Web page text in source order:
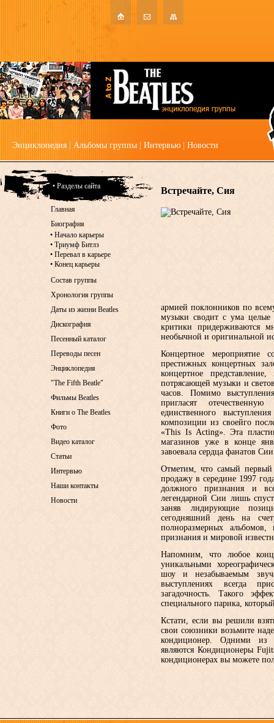
Энциклопедия Альбомы группы Интервью Новости
Встречайте, Сия
армией поклонников по
музыки сводит с ума целые
критики придерживаются
необычной и оригинальной
Концертное мероприятие
престижных концертных
концертное
потрясающей музыки и
часов. Помимо
пригласят
единственного
композиции из своейго
«This Is Acting». Эта
магазинов уже в конце
завоевала сердца фанатов
Отметим, что самый первый
продажу в середине 1997
должного признания и
легендарной Сии лишь
заняв лидирующие
сегодняшний день на
полноразмерных альбомов,
признания и мировой
Напомним, что любое
уникальными
шоу и незабываемым
выступлениях всегда
загадочность. Такого
специального парика,
Кстати, если вы решили
свои союзники возьмите
кондиционер. Одними из
являются Кондиционеры
кондиционерах вы можете
• Разделы сайта
Главная
Биография
• Начало карьеры
• Триумф Битлз
• Перевал в карьере
• Конец карьеры
Состав группы
Хронология группы
Даты из жизни Beatles
Дискография
Песенный каталог
Переводы песен
Энциклопедия
"The Fifth Beatle"
Фильмы Beatles
Книги о The Beatles
Фото
Видео каталог
Статьи
Интервью
Наши контакты
Новости